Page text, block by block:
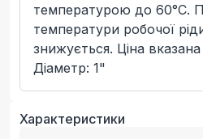
температурою до 60°C.
температури робочої
знижується. Ціна
Діаметр: 1"
Характеристики